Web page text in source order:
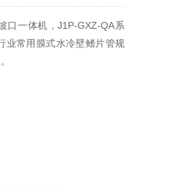
口一体机，J1P-GXZ-QA系
业常用膜式水冷壁鳍片管规